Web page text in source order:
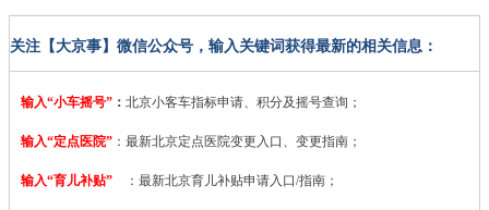
关注【大京事】微信公众号，输入关键词获得最新的相关信息：
输入“小车摇号” ： 北京小客车指标申请、积分及摇号查询；
输入“定点医院” ： 最新北京定点医院变更入口、变更指南；
输入“育儿补贴” ：最新北京育儿补贴申请入口/指南；